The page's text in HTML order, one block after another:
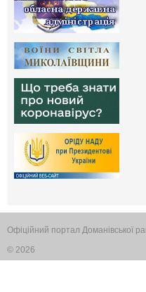
Офіційний портал Доманівської
© 2026